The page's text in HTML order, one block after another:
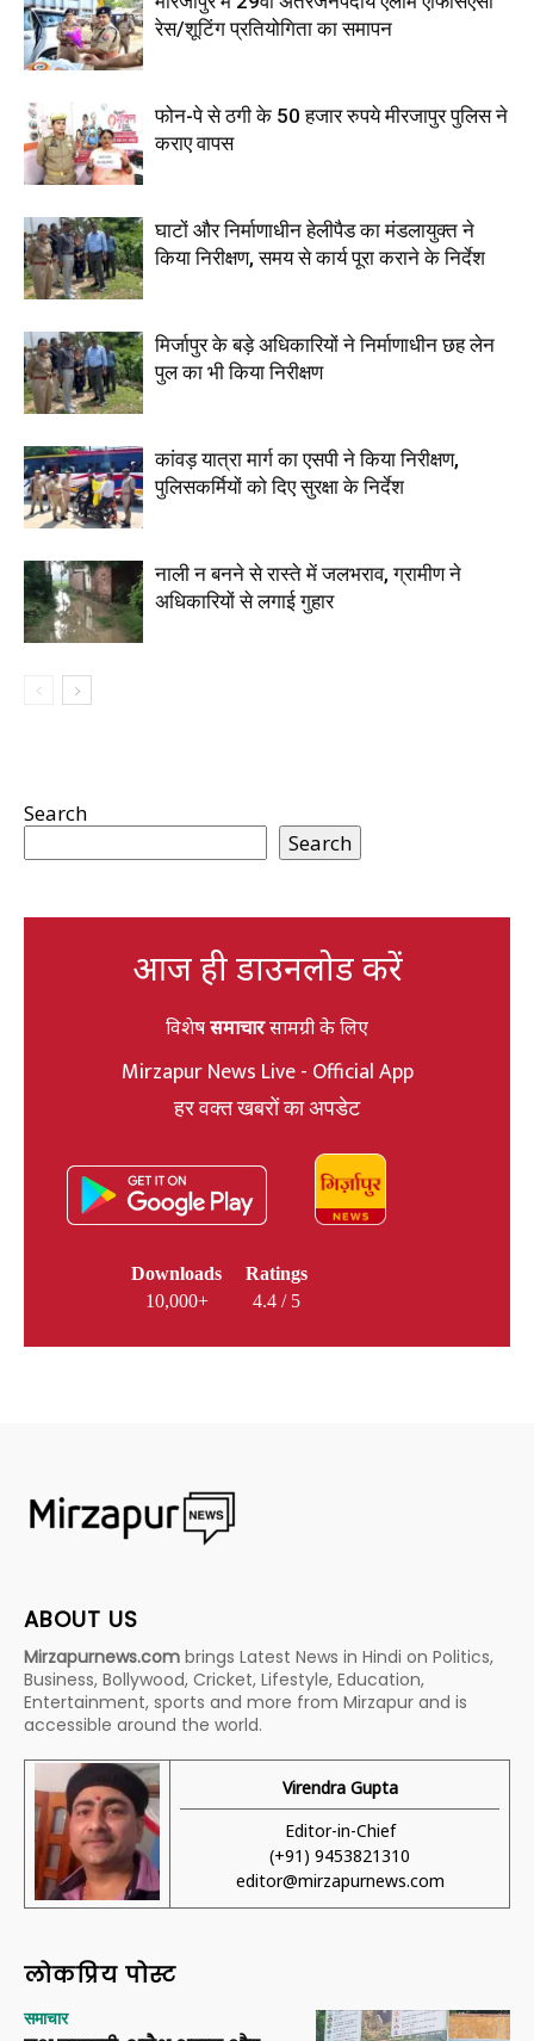
रेस/शूटिंग प्रतियोगिता का समापन
फोन-पे से ठगी के 50 हजार रुपये मीरजापुर पुलिस ने
कराए वापस
घाटों और निर्माणाधीन हेलीपैड का मंडलायुक्त ने
किया निरीक्षण, समय से कार्य पूरा कराने के निर्देश
मिर्जापुर के बड़े अधिकारियों ने निर्माणाधीन छह लेन
पुल का भी किया निरीक्षण
कांवड़ यात्रा मार्ग का एसपी ने किया निरीक्षण,
पुलिसकर्मियों को दिए सुरक्षा के निर्देश
नाली न बनने से रास्ते में जलभराव, ग्रामीण ने
अधिकारियों से लगाई गुहार
Search
Search
आज ही डाउनलोड करें
विशेषसमाचारसामग्री के लिए
Mirzapur News Live - Official App
हर वक्त खबरों का अपडेट
Downloads
10,000+
Ratings
4.4 / 5
ABOUT US
Mirzapurnews.com brings Latest News in Hindi on Politics,
Business, Bollywood, Cricket, Lifestyle, Education,
Entertainment, sports and more from Mirzapur and is
accessible around the world.
Virendra Gupta
Editor-in-Chief
(+91) 9453821310
editor@mirzapurnews.com
लोकप्रिय पोस्ट
समाचार